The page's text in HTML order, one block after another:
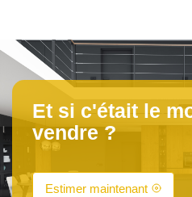
Et si c'était le
vendre ?
Estimer maintenant